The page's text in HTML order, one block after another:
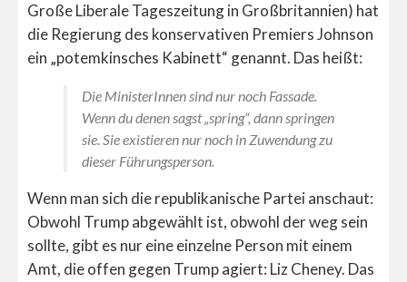
Große Liberale Tageszeitung in Großbritannien) hat
die Regierung des konservativen Premiers Johnson
ein „potemkinsches Kabinett“ genannt. Das heißt:
Die MinisterInnen sind nur noch Fassade.
Wenn du denen sagst „spring“, dann springen
sie. Sie existieren nur noch in Zuwendung zu
dieser Führungsperson.
Wenn man sich die republikanische Partei anschaut:
Obwohl Trump abgewählt ist, obwohl der weg sein
sollte, gibt es nur eine einzelne Person mit einem
Amt, die offen gegen Trump agiert: Liz Cheney. Das